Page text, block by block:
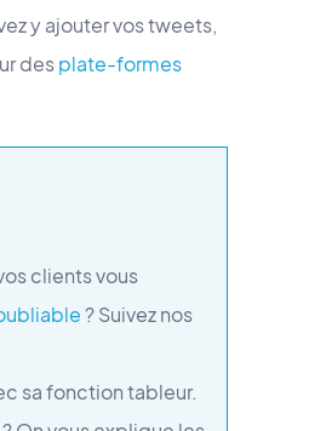
y ajouter vos tweets,
desplate-formes
clients vous
? Suivez nos
sa fonction tableur.